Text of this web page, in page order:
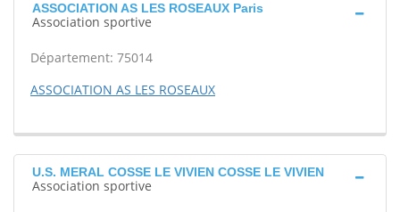
ASSOCIATION AS LES ROSEAUX Paris
Association sportive
Département: 75014
ASSOCIATION AS LES ROSEAUX
U.S. MERAL COSSE LE VIVIEN COSSE LE VIVIEN
Association sportive